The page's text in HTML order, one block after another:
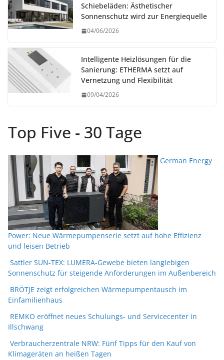
Schiebeläden: Ästhetischer
Sonnenschutz wird zur Energiequelle
04/06/2026
Intelligente Heizlösungen für die
Sanierung: ETHERMA setzt auf
Vernetzung und Flexibilität
09/04/2026
Top Five - 30 Tage
German Energy
Power: Neue Wärmepumpenserie setzt auf hohe Effizienz
und leisen Betrieb
Sattler SUN-TEX: LUMERA-Gewebe bieten langlebigen
Sonnenschutz für steigende Anforderungen im Außenbereich
BRÖTJE zeigt erfolgreichen Wärmepumpentausch im
Einfamilienhaus
REMKO eröffnet neues Schulungs- und Servicecenter in
Illschwang
Verbraucherzentrale NRW: Fünf Tipps für den Kauf von
Klimageräten an heißen Tagen